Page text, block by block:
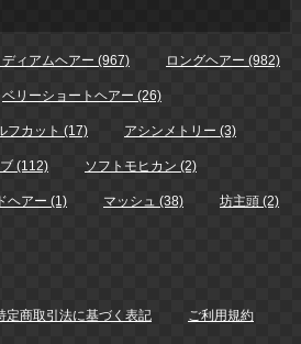
ディアムヘアー (967) ロングヘアー (982)
ベリーショートヘアー (26)
フカット (17) アシンメトリー (3)
(112) ソフトモヒカン (2)
ヘアー (1) マッシュ (38) 坊主頭 (2)
定商取引法に基づく表記 ご利用規約